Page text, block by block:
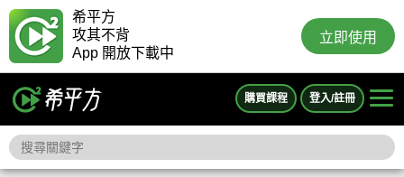
希平方
攻其不背
App 開放下載中
立即使用
購買課程 登入/註冊